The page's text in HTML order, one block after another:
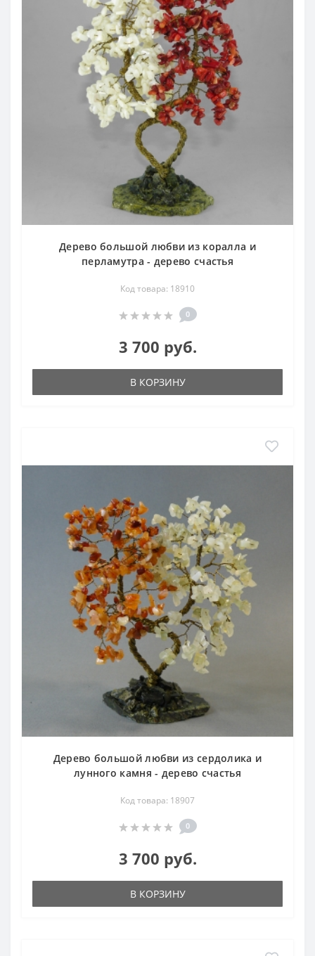
Дерево большой любви из коралла и
перламутра - дерево счастья
Код товара: 18910
0
3 700 руб.
В КОРЗИНУ
Дерево большой любви из сердолика и
лунного камня - дерево счастья
Код товара: 18907
0
3 700 руб.
В КОРЗИНУ